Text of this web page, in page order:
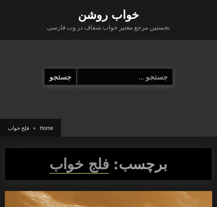
خواب روشن
نخستین مرجع معتبر خواب شفاف در وب فارسی
جستجو
برای:
Home فلج خواب
برچسب: فلج خواب